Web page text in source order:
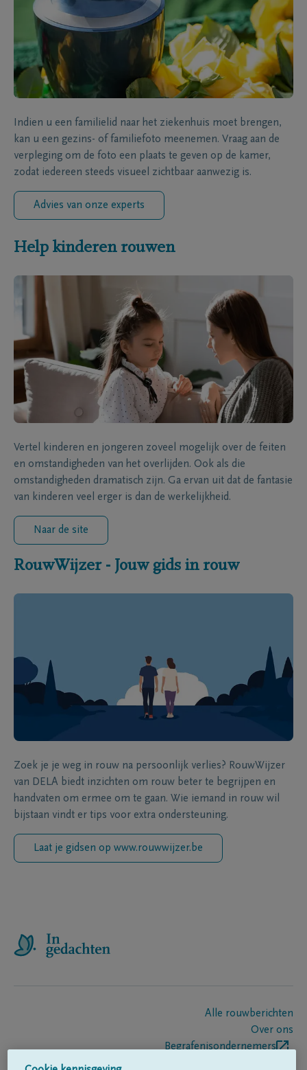
Indien u een familielid naar het ziekenhuis moet brengen,
kan u een gezins- of familiefoto meenemen. Vraag aan de
verpleging om de foto een plaats te geven op de kamer,
zodat iedereen steeds visueel zichtbaar aanwezig is.
Advies van onze experts
Help kinderen rouwen
Vertel kinderen en jongeren zoveel mogelijk over de feiten
en omstandigheden van het overlijden. Ook als die
omstandigheden dramatisch zijn. Ga ervan uit dat de fantasie
van kinderen veel erger is dan de werkelijkheid.
Naar de site
RouwWijzer - Jouw gids in rouw
Zoek je je weg in rouw na persoonlijk verlies? RouwWijzer
van DELA biedt inzichten om rouw beter te begrijpen en
handvaten om ermee om te gaan. Wie iemand in rouw wil
bijstaan vindt er tips voor extra ondersteuning.
Laat je gidsen op www.rouwwijzer.be
Alle rouwberichten
Over ons
Begrafenisondernemers